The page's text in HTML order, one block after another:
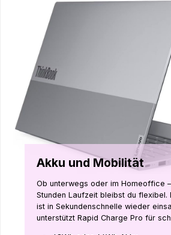
Akku und Mobilität
Ob unterwegs oder im Homeoffice –
Stunden Laufzeit bleibst du flexibel.
ist in Sekundenschnelle wieder
unterstützt Rapid Charge Pro für